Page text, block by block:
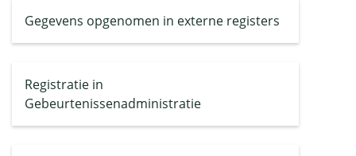
Gegevens opgenomen in externe registers
Registratie in
Gebeurtenissenadministratie